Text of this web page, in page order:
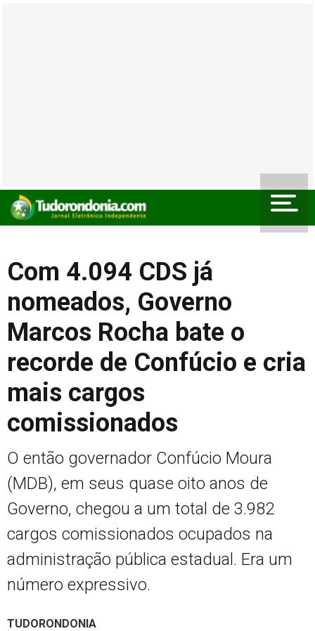
Com 4.094 CDS já
nomeados, Governo
Marcos Rocha bate o
recorde de Confúcio e cria
mais cargos
comissionados
O então governador Confúcio Moura
(MDB), em seus quase oito anos de
Governo, chegou a um total de 3.982
cargos comissionados ocupados na
administração pública estadual. Era um
número expressivo.
TUDORONDONIA